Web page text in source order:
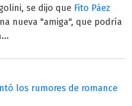
se dijo que Fito Páez
nueva "amiga", que podría
los rumores de romance